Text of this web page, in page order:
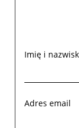
Imię i
Adres email